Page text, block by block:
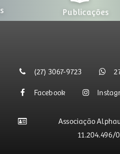
Publicações
(27) 3067-9723
Facebook
Associação
11.204.496/